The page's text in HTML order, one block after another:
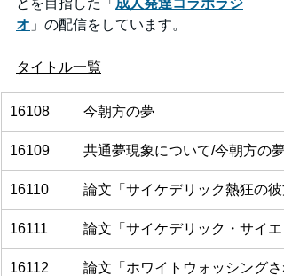
とを目指した「 成人発達コラボラジ
オ 」の配信をしています。
タイトル一覧
16108 今朝方の夢
16109 共通夢現象について/今朝方の夢
16110 論文「サイケデリック熱狂の
16111 論文「サイケデリック・サイ
16112
論文「ホワイトウォッシング